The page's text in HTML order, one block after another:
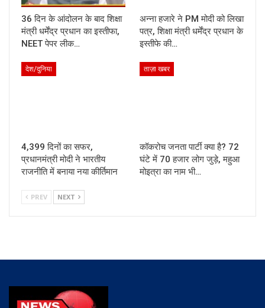
36 दिन के आंदोलन के बाद शिक्षा
मंत्री धर्मेंद्र प्रधान का इस्तीफा,
NEET पेपर लीक…
अन्ना हजारे ने PM मोदी को लिखा
पत्र, शिक्षा मंत्री धर्मेंद्र प्रधान के
इस्तीफे की…
देश/दुनिया
4,399 दिनों का सफर,
प्रधानमंत्री मोदी ने भारतीय
राजनीति में बनाया नया कीर्तिमान
ताज़ा खबर
कॉकरोच जनता पार्टी क्या है? 72
घंटे में 70 हजार लोग जुड़े, महुआ
मोइत्रा का नाम भी…
PREV NEXT